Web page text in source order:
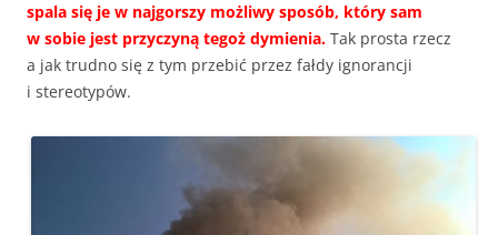
spala się je w najgorszy możliwy sposób, który sam
w sobie jest przyczyną tegoż dymienia. Tak prosta rzecz
a jak trudno się z tym przebić przez fałdy ignorancji
i stereotypów.